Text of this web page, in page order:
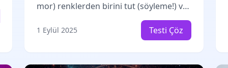
mor) renklerden birini tut (söyleme!) ve
soruları içgüdüyle cevapla. Bakalım
finalde seçtiğin rengi bilebilecek miyiz ?
1 Eylül 2025 Testi Çöz